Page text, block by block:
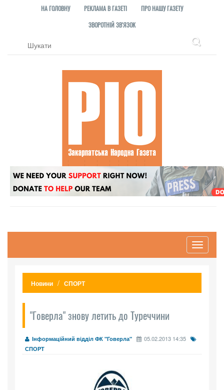
НА ГОЛОВНУ РЕКЛАМА В ГАЗЕТІ
ПРО НАШУ ГАЗЕТУ
ЗВОРОТНІЙ ЗВ'ЯЗОК
Toggle
Новини СПОРТ
"Говерла" знову летить до Туреччини
Інформаційний відділ ФК "Говерла" 05.02.2013 14:35
СПОРТ